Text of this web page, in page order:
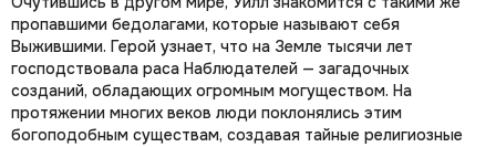
пропавшими бедолагами, которые называют себя
Выжившими. Герой узнает, что на Земле тысячи лет
господствовала раса Наблюдателей — загадочных
созданий, обладающих огромным могуществом. На
протяжении многих веков люди поклонялись этим
богоподобным существам, создавая тайные религиозные